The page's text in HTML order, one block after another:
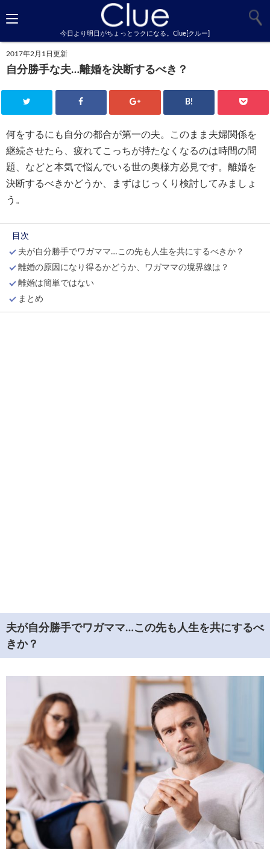
今日より明日がちょっとラクになる。Clue[クルー]
2017年2月1日更新
自分勝手な夫…離婚を決断するべき？
B!
何をするにも自分の都合が第一の夫。このまま夫婦関係を
継続させたら、疲れてこっちが持たなくなるのは時間の問
題、などと本気で悩んでいる世の奥様方必見です。離婚を
決断するべきかどうか、まずはじっくり検討してみましょ
う。
目次
夫が自分勝手でワガママ…この先も人生を共にするべきか？
離婚の原因になり得るかどうか、ワガママの境界線は？
離婚は簡単ではない
まとめ
夫が自分勝手でワガママ…この先も人生を共にするべ
きか？